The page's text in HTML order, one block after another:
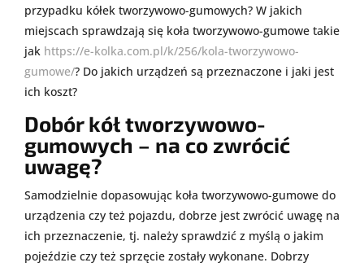
przypadku kółek tworzywowo-gumowych? W jakich
miejscach sprawdzają się koła tworzywowo-gumowe takie
jak https://e-kolka.com.pl/k/256/kola-tworzywowo-
gumowe/? Do jakich urządzeń są przeznaczone i jaki jest
ich koszt?
Dobór kół tworzywowo-
gumowych – na co zwrócić
uwagę?
Samodzielnie dopasowując koła tworzywowo-gumowe do
urządzenia czy też pojazdu, dobrze jest zwrócić uwagę na
ich przeznaczenie, tj. należy sprawdzić z myślą o jakim
pojeździe czy też sprzęcie zostały wykonane. Dobrzy